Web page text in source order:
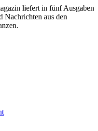
liefert in fünf Ausgaben
Nachrichten aus den